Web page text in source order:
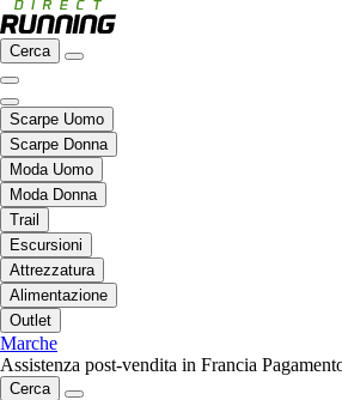
Cerca
Scarpe Uomo
Scarpe Donna
Moda Uomo
Moda Donna
Trail
Escursioni
Attrezzatura
Alimentazione
Outlet
Marche
Assistenza post-vendita in Francia
Cerca